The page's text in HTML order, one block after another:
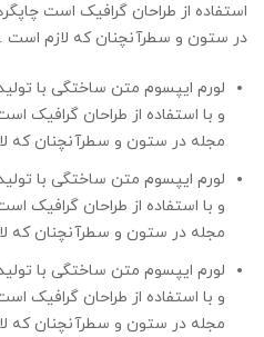
استفاده از طراحان گرافیک است
در ستون و سطرآنچنان که لازم
لورم ایپسوم متن ساختگی با
و با استفاده از طراحان گرافیک
مجله در ستون و سطرآنچنان که
لورم ایپسوم متن ساختگی با
و با استفاده از طراحان گرافیک
مجله در ستون و سطرآنچنان که
لورم ایپسوم متن ساختگی با
و با استفاده از طراحان گرافیک
مجله در ستون و سطرآنچنان که